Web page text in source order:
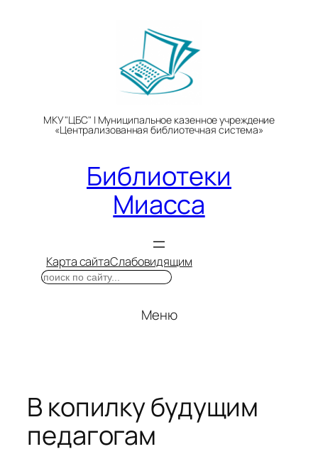
МКУ "ЦБС" | Муниципальное казенное учреждение
«Централизованная библиотечная система»
Библиотеки
Миасса
Карта сайтаСлабовидящим
Поиск
Меню
В копилку будущим
педагогам